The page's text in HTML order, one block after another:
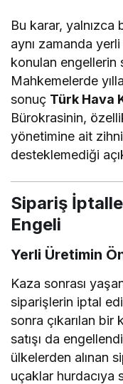
Bu karar, yalnızca
aynı zamanda
konulan engellerin
Mahkemelerde
sonuç Türk Hava
Bürokrasinin,
yönetimine ait
desteklemediği
Sipariş
Engeli
Yerli Üretimin
Kaza sonrası
siparişlerin iptal
sonra çıkarılan bir
satışı da
ülkelerden alınan
uçaklar hurdacıya